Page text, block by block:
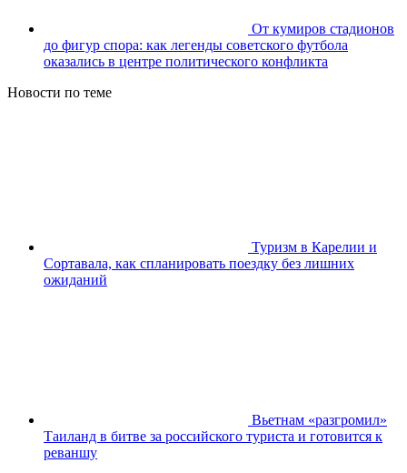
От кумиров стадионов
до фигур спора: как легенды советского футбола
оказались в центре политического конфликта
Новости по теме
Туризм в Карелии и
Сортавала, как спланировать поездку без лишних
ожиданий
Вьетнам «разгромил»
Таиланд в битве за российского туриста и готовится к
реваншу